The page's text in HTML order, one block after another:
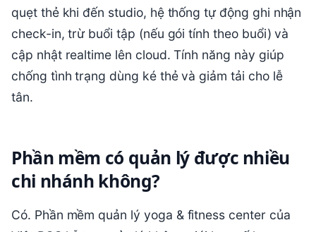
quẹt thẻ khi đến studio, hệ thống tự động ghi nhận
check-in, trừ buổi tập (nếu gói tính theo buổi) và
cập nhật realtime lên cloud. Tính năng này giúp
chống tình trạng dùng ké thẻ và giảm tải cho lễ
tân.
Phần mềm có quản lý được nhiều
chi nhánh không?
Có. Phần mềm quản lý yoga & fitness center của